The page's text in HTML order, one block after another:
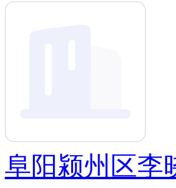
阜阳颍州区李